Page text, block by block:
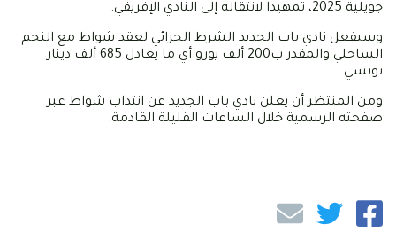
جويلية 2025، تمهيدا لانتقاله إلى النادي الإفريقي.
وسيفعل نادي باب الجديد الشرط الجزائي لعقد شواط مع النجم
الساحلي والمقدر ب200 ألف يورو أي ما يعادل 685 ألف دينار
تونسي.
ومن المنتظر أن يعلن نادي باب الجديد عن انتداب شواط عبر
صفحته الرسمية خلال الساعات القليلة القادمة.